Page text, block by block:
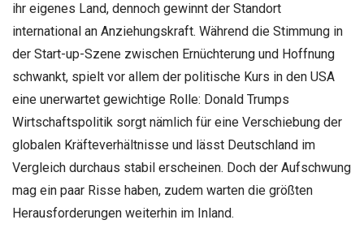
ihr eigenes Land, dennoch gewinnt der Standort
international an Anziehungskraft. Während die Stimmung in
der Start-up-Szene zwischen Ernüchterung und Hoffnung
schwankt, spielt vor allem der politische Kurs in den USA
eine unerwartet gewichtige Rolle: Donald Trumps
Wirtschaftspolitik sorgt nämlich für eine Verschiebung der
globalen Kräfteverhältnisse und lässt Deutschland im
Vergleich durchaus stabil erscheinen. Doch der Aufschwung
mag ein paar Risse haben, zudem warten die größten
Herausforderungen weiterhin im Inland.